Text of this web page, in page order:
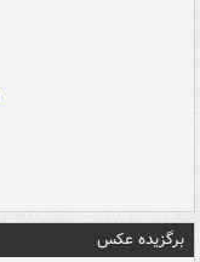
برگزیده عکس